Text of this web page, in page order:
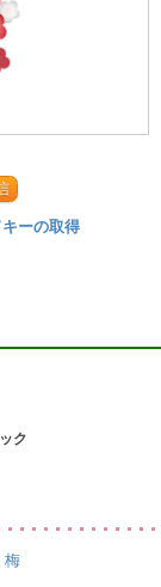
ーの取得
ク
梅